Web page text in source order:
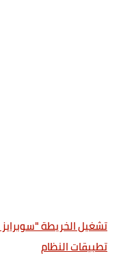
تشغيل الخريطة
تطبيقات النظام